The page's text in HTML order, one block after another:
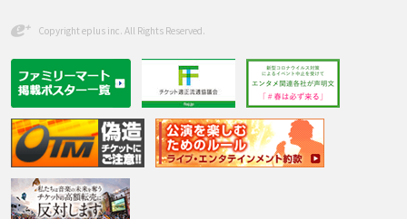
Copyright eplus inc. All Rights Reserved.